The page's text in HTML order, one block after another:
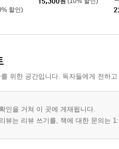
할인)
위한 공간입니다. 독자들에게 전하
인을 거쳐 이 곳에 게재됩니다.
뷰는 리뷰 쓰기를, 책에 대한 문의는